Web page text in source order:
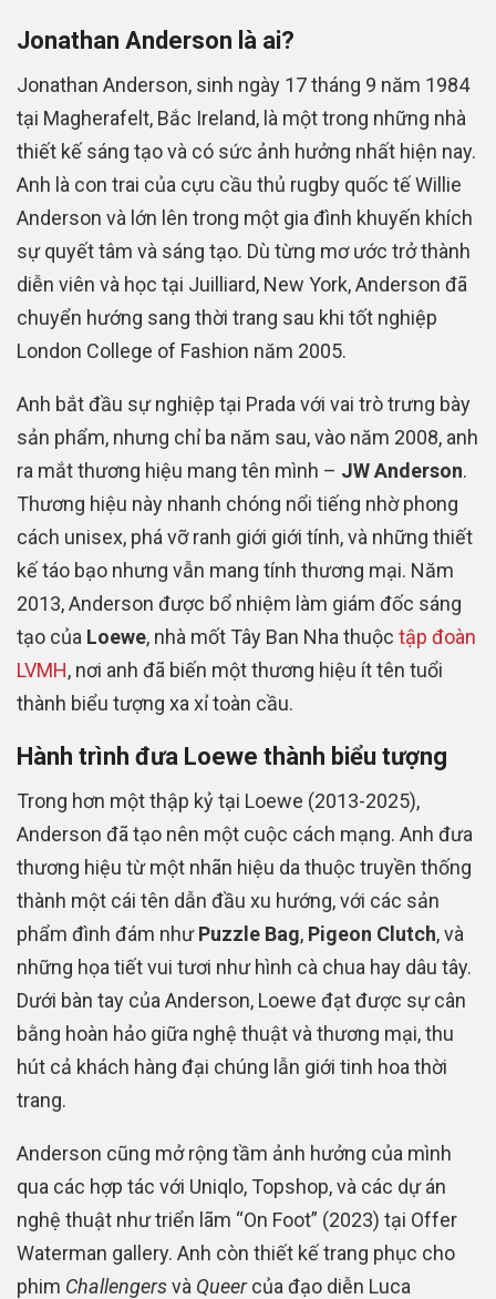
Jonathan Anderson là ai?
Jonathan Anderson, sinh ngày 17 tháng 9 năm 1984
tại Magherafelt, Bắc Ireland, là một trong những nhà
thiết kế sáng tạo và có sức ảnh hưởng nhất hiện nay.
Anh là con trai của cựu cầu thủ rugby quốc tế Willie
Anderson và lớn lên trong một gia đình khuyến khích
sự quyết tâm và sáng tạo. Dù từng mơ ước trở thành
diễn viên và học tại Juilliard, New York, Anderson đã
chuyển hướng sang thời trang sau khi tốt nghiệp
London College of Fashion năm 2005.
Anh bắt đầu sự nghiệp tại Prada với vai trò trưng bày
sản phẩm, nhưng chỉ ba năm sau, vào năm 2008, anh
ra mắt thương hiệu mang tên mình – JW Anderson.
Thương hiệu này nhanh chóng nổi tiếng nhờ phong
cách unisex, phá vỡ ranh giới giới tính, và những thiết
kế táo bạo nhưng vẫn mang tính thương mại. Năm
2013, Anderson được bổ nhiệm làm giám đốc sáng
tạo của Loewe, nhà mốt Tây Ban Nha thuộc tập đoàn
LVMH, nơi anh đã biến một thương hiệu ít tên tuổi
thành biểu tượng xa xỉ toàn cầu.
Hành trình đưa Loewe thành biểu tượng
Trong hơn một thập kỷ tại Loewe (2013-2025),
Anderson đã tạo nên một cuộc cách mạng. Anh đưa
thương hiệu từ một nhãn hiệu da thuộc truyền thống
thành một cái tên dẫn đầu xu hướng, với các sản
phẩm đình đám nhưPuzzle Bag, Pigeon Clutch, và
những họa tiết vui tươi như hình cà chua hay dâu tây.
Dưới bàn tay của Anderson, Loewe đạt được sự cân
bằng hoàn hảo giữa nghệ thuật và thương mại, thu
hút cả khách hàng đại chúng lẫn giới tinh hoa thời
trang.
Anderson cũng mở rộng tầm ảnh hưởng của mình
qua các hợp tác với Uniqlo, Topshop, và các dự án
nghệ thuật như triển lãm “On Foot” (2023) tại Offer
Waterman gallery. Anh còn thiết kế trang phục cho
phim Challengersvà Queercủa đạo diễn Luca